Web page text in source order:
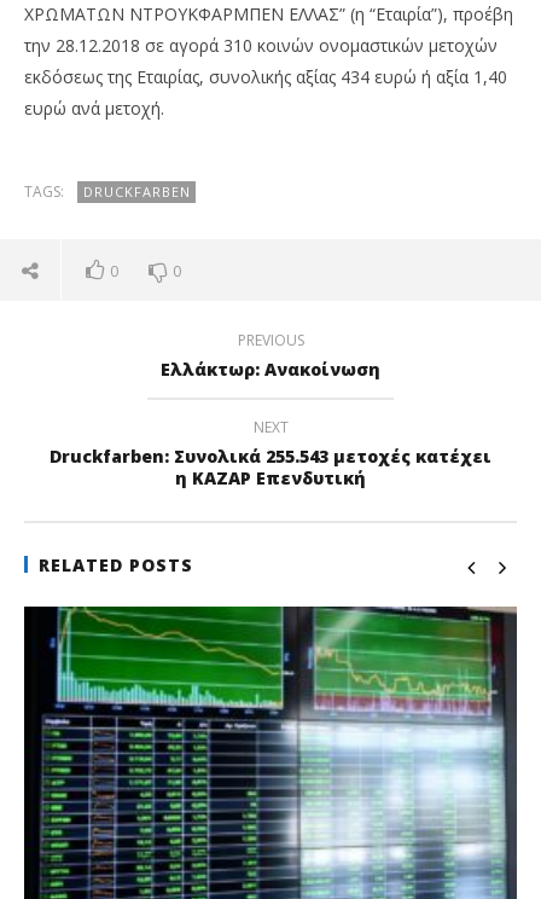
NOW VIEWING
Druckfarben: Αγορά 310 μετοχών από ΚΑΖΑΡ
pressroom
ΧΡΩΜΑΤΩΝ ΝΤΡΟΥΚΦΑΡΜΠΕΝ ΕΛΛΑΣ” (η “Εταιρία”), προέβη
την 28.12.2018 σε αγορά 310 κοινών ονομαστικών μετοχών
εκδόσεως της Εταιρίας, συνολικής αξίας 434 ευρώ ή αξία 1,40
ευρώ ανά μετοχή.
TAGS: DRUCKFARBEN
0 0
PREVIOUS
Ελλάκτωρ: Ανακοίνωση
NEXT
Druckfarben: Συνολικά 255.543 μετοχές κατέχει
η ΚΑΖΑΡ Επενδυτική
RELATED POSTS